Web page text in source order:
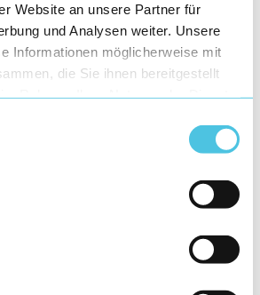
Website an unsere Partner für
und Analysen weiter. Unsere
Informationen möglicherweise mit
die Sie ihnen bereitgestellt
den Auswuchtprozess einfach